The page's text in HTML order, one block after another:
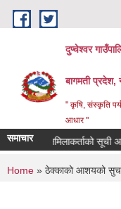
Skip to main content
दुप्चेश्वर
बागमती प्रदेश,
" कृषि, संस्कृति
आधार "
समाचारमेलमिलाकर्ताको सूची
You are
Home » ठेक्काको आशयको